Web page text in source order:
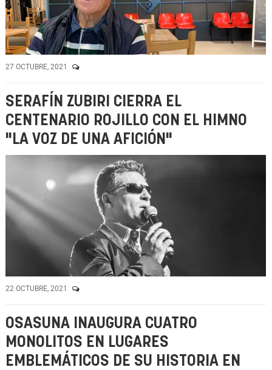
27 OCTUBRE, 2021
SERAFÍN ZUBIRI CIERRA EL
CENTENARIO ROJILLO CON EL HIMNO
"LA VOZ DE UNA AFICIÓN"
22 OCTUBRE, 2021
OSASUNA INAUGURA CUATRO
MONOLITOS EN LUGARES
EMBLEMÁTICOS DE SU HISTORIA EN